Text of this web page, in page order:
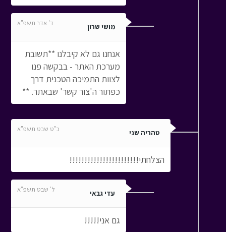
מושי שרון ד' אדר תשפ"א
אנחנו גם לא קיבלנו **תשובת
מערכת האתר - בבקשה פנו
לצוות התמיכה הטכנית דרך
כפתור ה'צור קשר' שבאתר. **
טהריה שני כ"ט שבט תשפ"א
הצלחתי!!!!!!!!!!!!!!!!!!!!!!!
עדי גבאי ל' שבט תשפ"א
גם אני!!!!!